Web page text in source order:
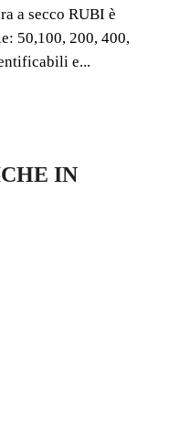
a secco RUBI è
50,100, 200, 400,
e...
IN